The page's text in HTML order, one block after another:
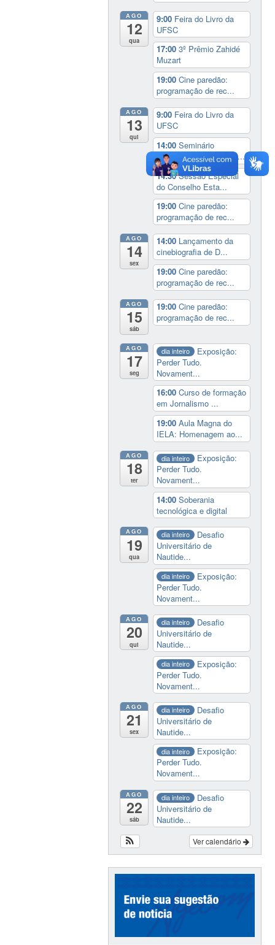
AGO
12
qua
9:00 Feira do Livro da
UFSC
17:003º Prêmio Zahidé
Muzart
19:00Cine paredão:
programação de rec...
AGO
13
qui
9:00 Feira do Livro da
UFSC
14:00Seminário
Internacional ‘Ninguém...
14:30Sessão Especial
do Conselho Esta...
19:00Cine paredão:
programação de rec...
AGO
14
sex
14:00 Lançamento da
cinebiografia de D...
19:00Cine paredão:
programação de rec...
AGO
15
sáb
19:00Cine paredão:
programação de rec...
AGO
17
seg
dia inteiro
Exposição:
Perder Tudo.
Novament...
16:00Curso de formação
em Jornalismo ...
19:00Aula Magna do
IELA: Homenagem ao...
AGO
18
ter
dia inteiro
Exposição:
Perder Tudo.
Novament...
14:00Soberania
tecnológica e digital
AGO
19
qua
dia inteiro
Desafio
Universitário de
Nautide...
dia inteiro
Exposição:
Perder Tudo.
Novament...
AGO
20
qui
dia inteiro
Desafio
Universitário de
Nautide...
dia inteiro
Exposição:
Perder Tudo.
Novament...
AGO
21
sex
dia inteiro
Desafio
Universitário de
Nautide...
dia inteiro
Exposição:
Perder Tudo.
Novament...
AGO
22
sáb
dia inteiro
Desafio
Universitário de
Nautide...
Ver calendário